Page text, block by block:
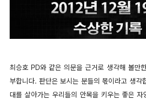
최승호 PD와 같은 의문을 근거로 생각해 볼만
부합니다. 판단은 보시는 분들의 몫이라고 생각
대를 살아가는 우리들의 안목을 키우는 좋은